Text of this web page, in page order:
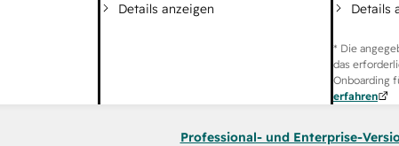
Details anzeigen Details
* Die
das
Onboarding
erfahren
Professional- und Enterprise-